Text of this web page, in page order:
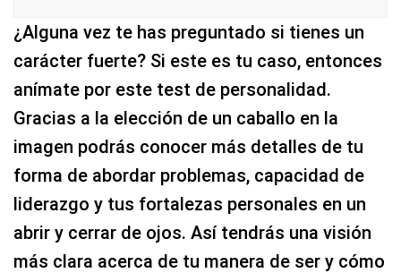
¿Alguna vez te has preguntado si tienes un
carácter fuerte? Si este es tu caso, entonces
anímate por este test de personalidad.
Gracias a la elección de un caballo en la
imagen podrás conocer más detalles de tu
forma de abordar problemas, capacidad de
liderazgo y tus fortalezas personales en un
abrir y cerrar de ojos. Así tendrás una visión
más clara acerca de tu manera de ser y cómo